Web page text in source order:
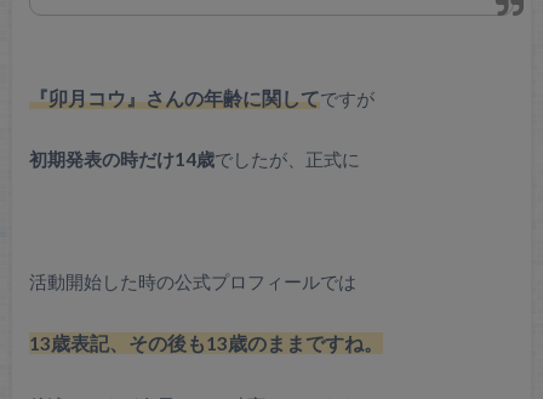
『卯月コウ』さんの年齢に関してですが
初期発表の時だけ14歳でしたが、正式に
活動開始した時の公式プロフィールでは
13歳表記、その後も13歳のままですね。